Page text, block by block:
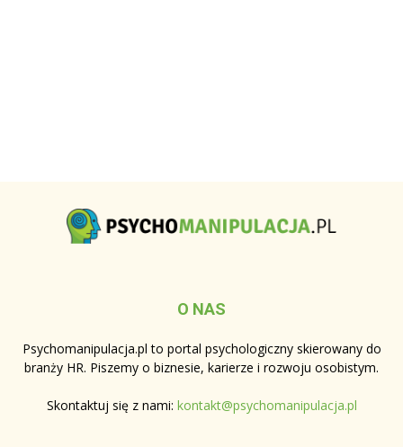
O NAS
Psychomanipulacja.pl to portal psychologiczny skierowany do
branży HR. Piszemy o biznesie, karierze i rozwoju osobistym.
Skontaktuj się z nami: kontakt@psychomanipulacja.pl